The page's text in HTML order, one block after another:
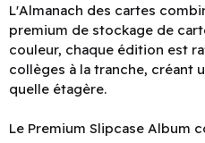
L'Almanach des cartes
premium de stockage de
couleur, chaque édition est
collèges à la tranche, créant
quelle étagère.
Le Premium Slipcase Album